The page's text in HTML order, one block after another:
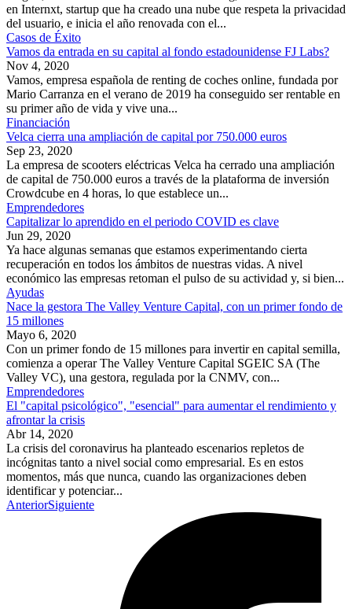
en Internxt, startup que ha creado una nube que respeta la privacidad
del usuario, e inicia el año renovada con el...
Casos de Éxito
Vamos da entrada en su capital al fondo estadounidense FJ Labs?
Nov 4, 2020
Vamos, empresa española de renting de coches online, fundada por
Mario Carranza en el verano de 2019 ha conseguido ser rentable en
su primer año de vida y vive una...
Financiación
Velca cierra una ampliación de capital por 750.000 euros
Sep 23, 2020
La empresa de scooters eléctricas Velca ha cerrado una ampliación
de capital de 750.000 euros a través de la plataforma de inversión
Crowdcube en 4 horas, lo que establece un...
Emprendedores
Capitalizar lo aprendido en el periodo COVID es clave
Jun 29, 2020
Ya hace algunas semanas que estamos experimentando cierta
recuperación en todos los ámbitos de nuestras vidas. A nivel
económico las empresas retoman el pulso de su actividad y, si bien...
Ayudas
Nace la gestora The Valley Venture Capital, con un primer fondo de
15 millones
Mayo 6, 2020
Con un primer fondo de 15 millones para invertir en capital semilla,
comienza a operar The Valley Venture Capital SGEIC SA (The
Valley VC), una gestora, regulada por la CNMV, con...
Emprendedores
El "capital psicológico", "esencial" para aumentar el rendimiento y
afrontar la crisis
Abr 14, 2020
La crisis del coronavirus ha planteado escenarios repletos de
incógnitas tanto a nivel social como empresarial. Es en estos
momentos, más que nunca, cuando las organizaciones deben
identificar y potenciar...
AnteriorSiguiente